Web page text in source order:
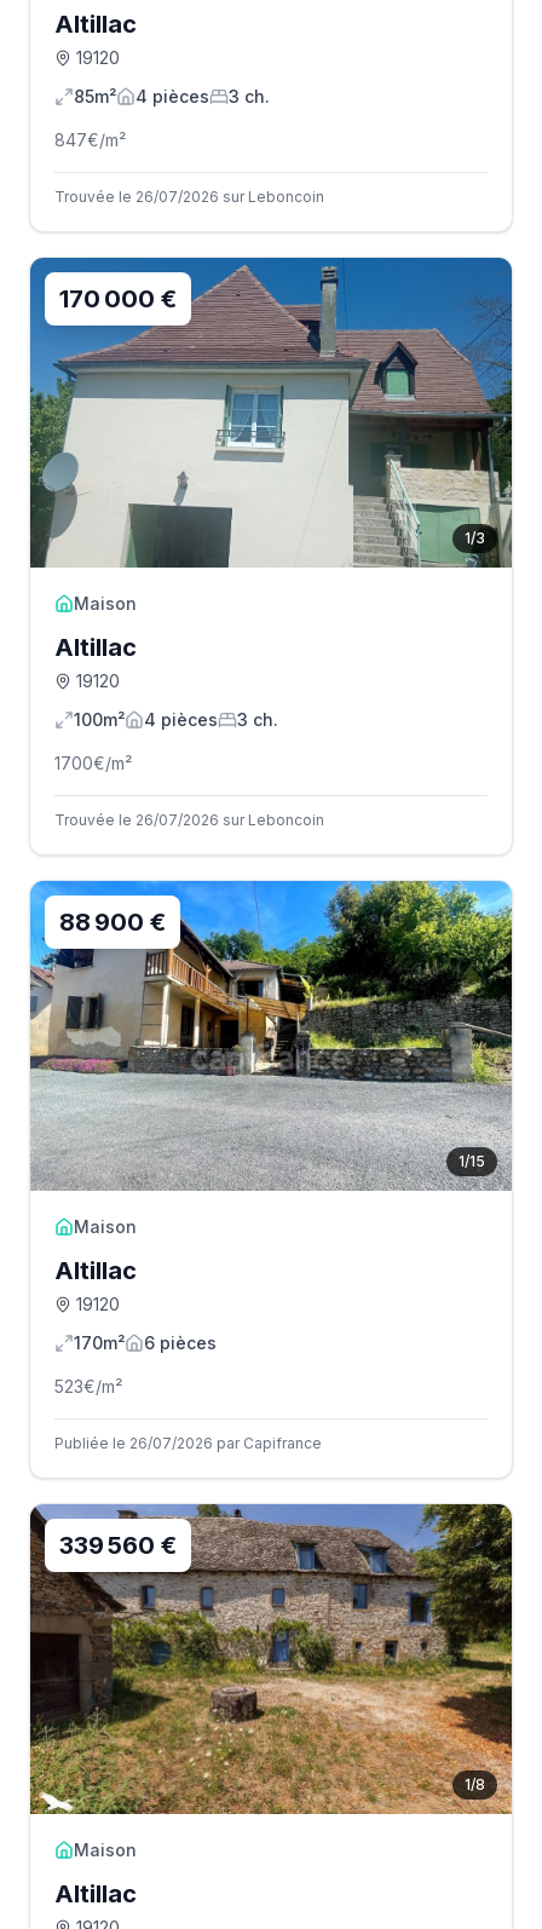
Altillac
19120
85m²
4 pièces 3 ch.
847€/m²
Trouvée le 26/07/2026 sur Leboncoin
1/3
170 000 €
Maison
Altillac
19120
100m²
4 pièces 3 ch.
1700€/m²
Trouvée le 26/07/2026 sur Leboncoin
1/15
88 900 €
Maison
Altillac
19120
170m²
6 pièces
523€/m²
Publiée le 26/07/2026 par Capifrance
1/8
339 560 €
Maison
Altillac